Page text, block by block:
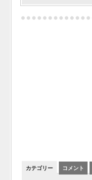
カテゴリー コメント